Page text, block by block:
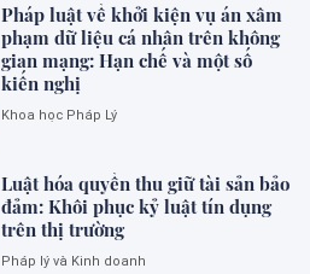
Pháp luật về khởi kiện vụ án xâm
phạm dữ liệu cá nhân trên không
gian mạng: Hạn chế và một số
kiến nghị
Khoa học Pháp Lý
Luật hóa quyền thu giữ tài sản bảo
đảm: Khôi phục kỷ luật tín dụng
trên thị trường
Pháp lý và Kinh doanh